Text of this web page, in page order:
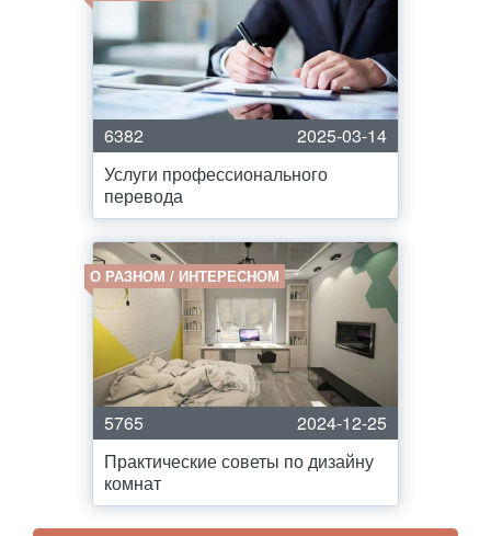
6382
2025-03-14
Услуги профессионального
перевода
О РАЗНОМ / ИНТЕРЕСНОМ
5765
2024-12-25
Практические советы по дизайну
комнат